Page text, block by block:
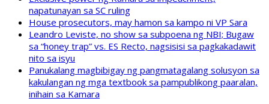
napatunayan sa SC ruling
House prosecutors, may hamon sa kampo ni VP Sara
Leandro Leviste, no show sa subpoena ng NBI; Bugaw
sa “honey trap” vs. ES Recto, nagsisisi sa pagkakadawit
nito sa isyu
Panukalang magbibigay ng pangmatagalang solusyon sa
kakulangan ng mga textbook sa pampublikong paaralan,
inihain sa Kamara